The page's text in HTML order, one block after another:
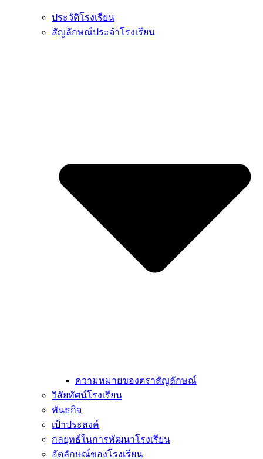
ประวัติโรงเรียน
สัญลักษณ์ประจำโรงเรียน
ความหมายของตราสัญลักษณ์
วิสัยทัศน์โรงเรียน
พันธกิจ
เป้าประสงค์
กลยุทธ์ในการพัฒนาโรงเรียน
อัตลักษณ์ของโรงเรียน